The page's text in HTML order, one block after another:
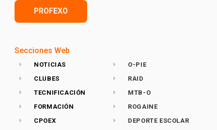
PROFEXO
Secciones Web
NOTICIAS
CLUBES
TECNIFICACIÓN
FORMACIÓN
CPOEX
O-PIE
RAID
MTB-O
ROGAINE
DEPORTE ESCOLAR